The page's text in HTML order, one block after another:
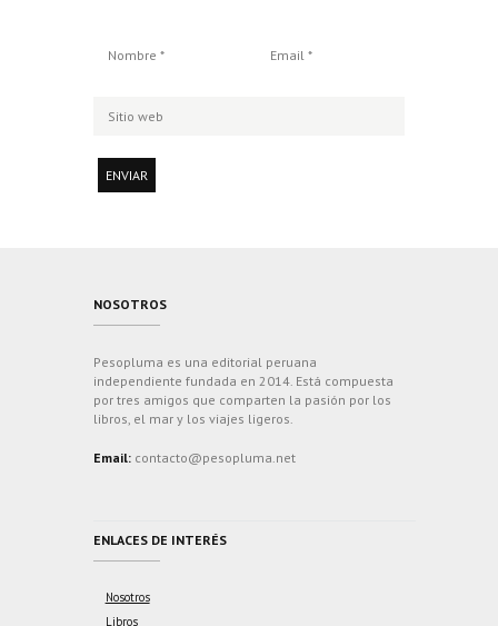
NOSOTROS
Pesopluma es una editorial peruana
independiente fundada en 2014. Está compuesta
por tres amigos que comparten la pasión por los
libros, el mar y los viajes ligeros.
Email: contacto@pesopluma.net
ENLACES DE INTERÉS
Nosotros
Libros